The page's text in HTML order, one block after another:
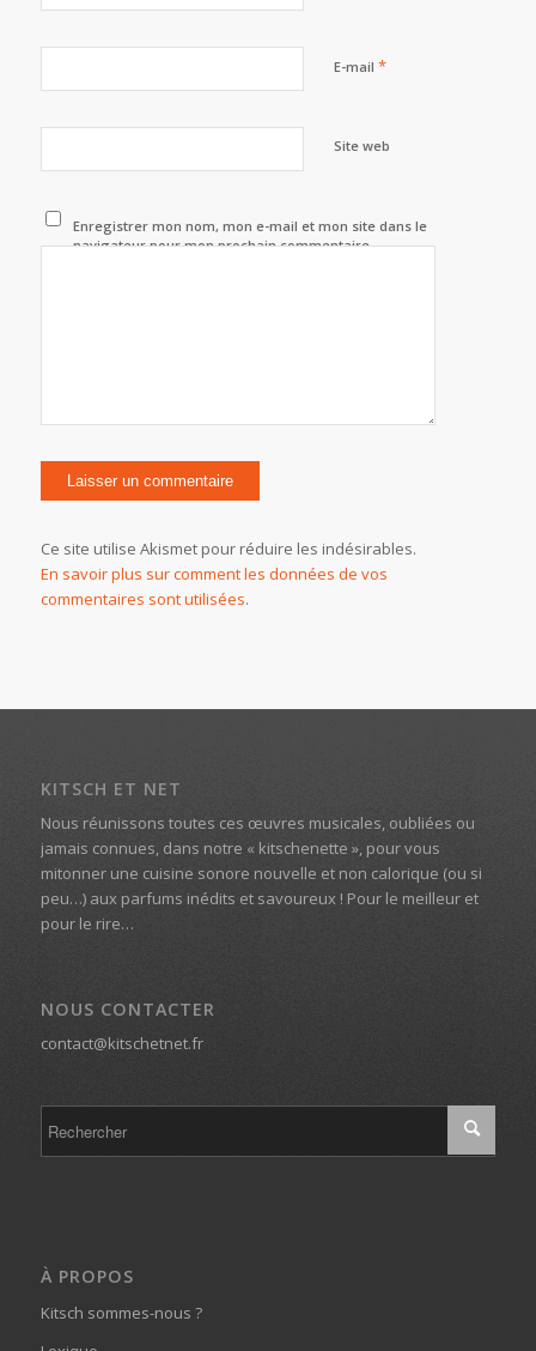
E-mail *
Site web
Enregistrer mon nom, mon e-mail et mon site dans le
navigateur pour mon prochain commentaire.
Ce site utilise Akismet pour réduire les indésirables.
En savoir plus sur comment les données de vos
commentaires sont utilisées.
KITSCH ET NET
Nous réunissons toutes ces œuvres musicales, oubliées ou
jamais connues, dans notre « kitschenette », pour vous
mitonner une cuisine sonore nouvelle et non calorique (ou si
peu…) aux parfums inédits et savoureux ! Pour le meilleur et
pour le rire…
NOUS CONTACTER
contact@kitschetnet.fr
À PROPOS
Kitsch sommes-nous ?